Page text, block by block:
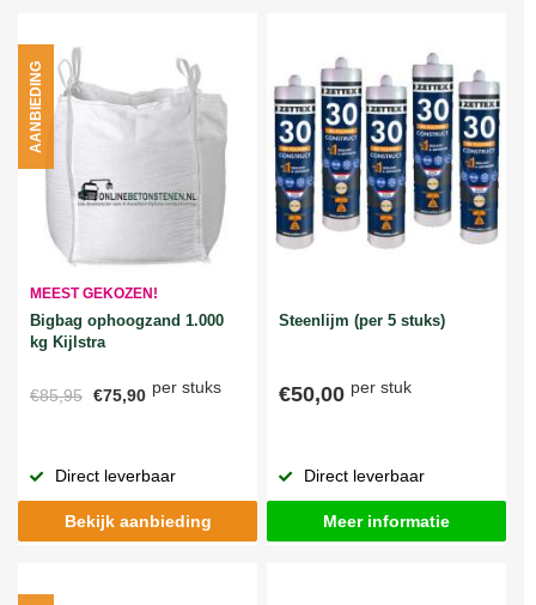
MEEST GEKOZEN!
Bigbag ophoogzand 1.000
kg Kijlstra
€85,95 €75,90 per stuks
AANBIEDING
Direct leverbaar
Bekijk aanbieding
Steenlijm (per 5 stuks)
€50,00 per stuk
Direct leverbaar
Meer informatie